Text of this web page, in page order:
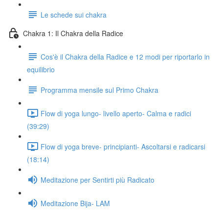
Le schede sui chakra
Chakra 1: Il Chakra della Radice
Cos'è il Chakra della Radice e 12 modi per riportarlo in
equilibrio
Programma mensile sul Primo Chakra
Flow di yoga lungo- livello aperto- Calma e radici
(39:29)
Flow di yoga breve- principianti- Ascoltarsi e radicarsi
(18:14)
Meditazione per Sentirti più Radicato
Meditazione Bija- LAM